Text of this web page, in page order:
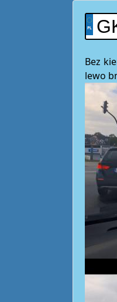
Bez
lewo